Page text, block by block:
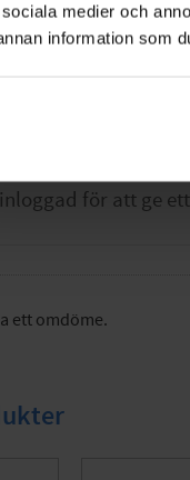
medier och
information som
ett omdöme.